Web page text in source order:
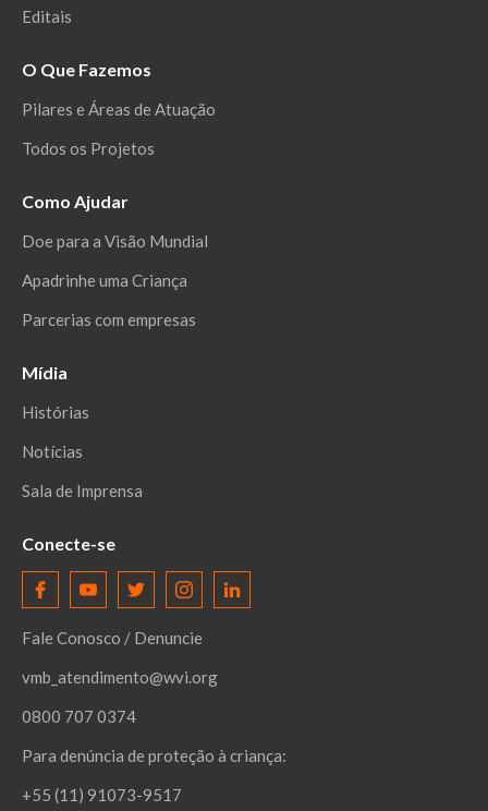
Editais
O Que Fazemos
Pilares e Áreas de Atuação
Todos os Projetos
Como Ajudar
Doe para a Visão Mundial
Apadrinhe uma Criança
Parcerias com empresas
Mídia
Histórias
Notícias
Sala de Imprensa
Conecte-se
Fale Conosco / Denuncie
vmb_atendimento@wvi.org
0800 707 0374
Para denúncia de proteção à criança:
+55 (11) 91073-9517